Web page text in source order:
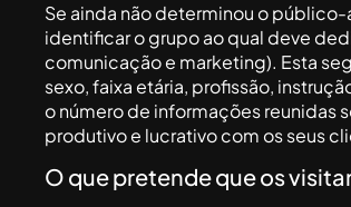
Se ainda não determinou o
identificar o grupo ao qual deve
comunicação e marketing). Esta
sexo, faixa etária, profissão,
o número de informações reunidas
produtivo e lucrativo com os seus
O que pretende que os